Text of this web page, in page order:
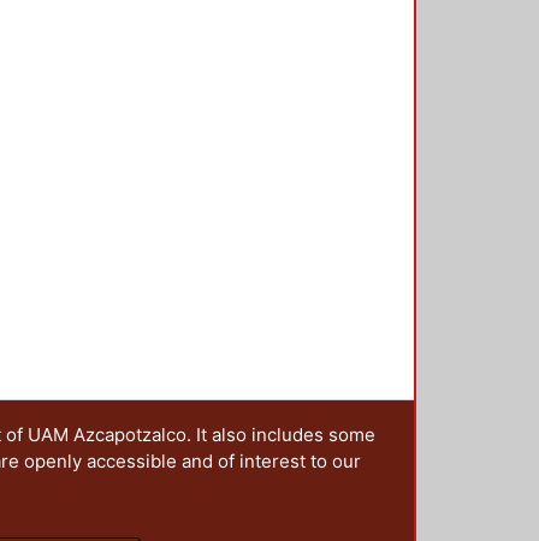
UAM Azcapotzalco. It also includes some
openly accessible and of interest to our